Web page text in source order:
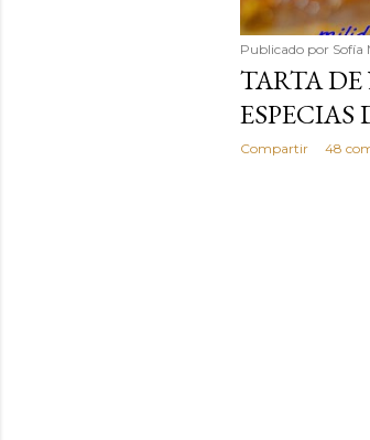
Publicado por Sofía
TARTA
Compartir 48